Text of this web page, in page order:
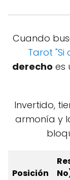
Cuando
Tarot "Si
derecho es
Invertido,
armonía y
Posición